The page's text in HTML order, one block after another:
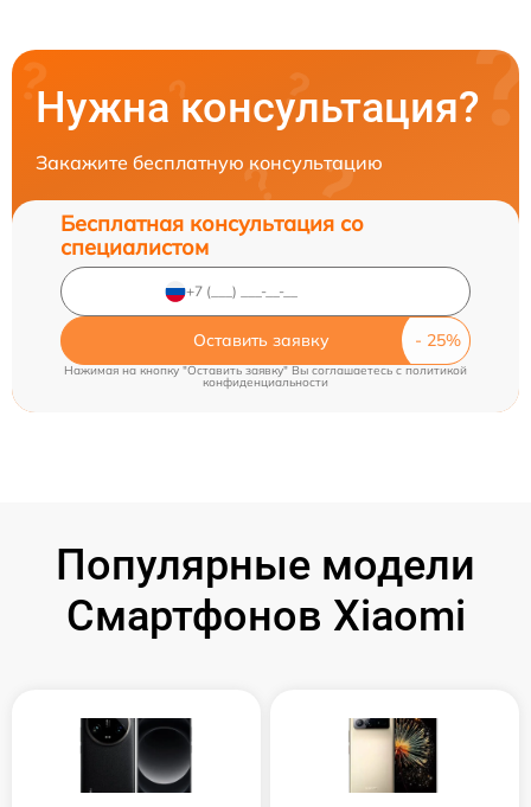
Нужна консультация?
Закажите бесплатную консультацию
Бесплатная консультация со
специалистом
Оставить заявку
Нажимая на кнопку "Оставить заявку" Вы соглашаетесь cполитикой
конфиденциальности
Популярные модели
Смартфонов Xiaomi